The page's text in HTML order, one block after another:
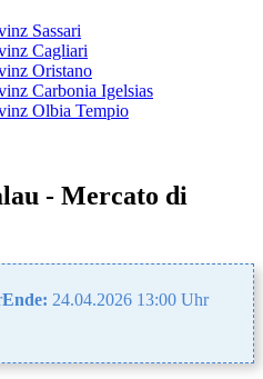
Sassari
Cagliari
Oristano
Carbonia Igelsias
Olbia Tempio
- Mercato di
Ende: 24.04.2026 13:00 Uhr